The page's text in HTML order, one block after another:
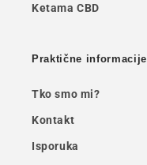
Ketama CBD
Praktične informacije
Tko smo mi?
Kontakt
Isporuka